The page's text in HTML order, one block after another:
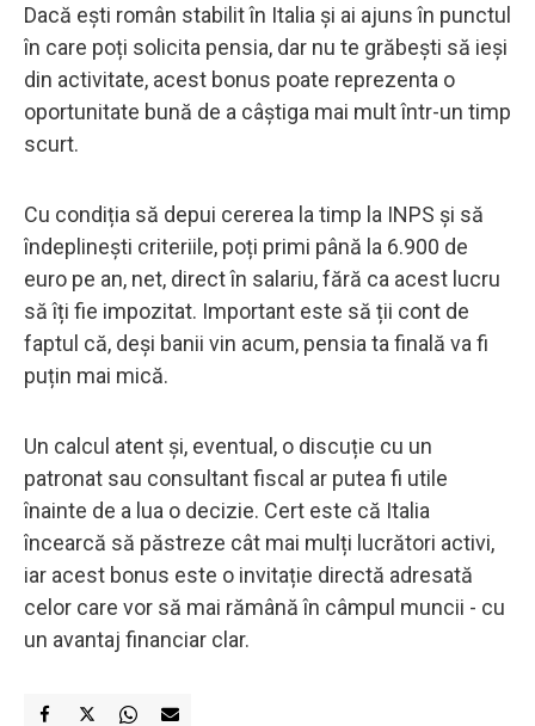
Dacă ești român stabilit în Italia și ai ajuns în punctul
în care poți solicita pensia, dar nu te grăbești să ieși
din activitate, acest bonus poate reprezenta o
oportunitate bună de a câștiga mai mult într-un timp
scurt.
Cu condiția să depui cererea la timp la INPS și să
îndeplinești criteriile, poți primi până la 6.900 de
euro pe an, net, direct în salariu, fără ca acest lucru
să îți fie impozitat. Important este să ții cont de
faptul că, deși banii vin acum, pensia ta finală va fi
puțin mai mică.
Un calcul atent și, eventual, o discuție cu un
patronat sau consultant fiscal ar putea fi utile
înainte de a lua o decizie. Cert este că Italia
încearcă să păstreze cât mai mulți lucrători activi,
iar acest bonus este o invitație directă adresată
celor care vor să mai rămână în câmpul muncii - cu
un avantaj financiar clar.